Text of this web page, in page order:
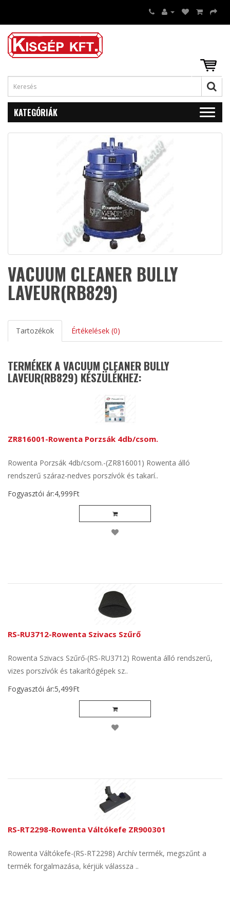
KATEGÓRIÁK
VACUUM CLEANER BULLY
LAVEUR(RB829)
Tartozékok Értékelések (0)
TERMÉKEK A VACUUM CLEANER BULLY
LAVEUR(RB829) KÉSZÜLÉKHEZ:
ZR816001-Rowenta Porzsák 4db/csom.
Rowenta Porzsák 4db/csom.-(ZR816001) Rowenta álló
rendszerű száraz-nedves porszívók és takarí..
Fogyasztói ár:4,999Ft
RS-RU3712-Rowenta Szivacs Szűrő
Rowenta Szivacs Szűrő-(RS-RU3712) Rowenta álló rendszerű,
vizes porszívók és takarítógépek sz..
Fogyasztói ár:5,499Ft
RS-RT2298-Rowenta Váltókefe ZR900301
Rowenta Váltókefe-(RS-RT2298) Archív termék, megszűnt a
termék forgalmazása, kérjük válassza ..